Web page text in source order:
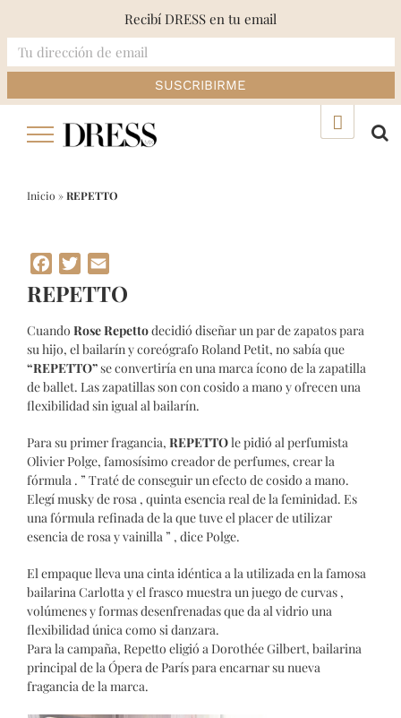
Inicio »REPETTO
Facebook
Twitter
REPETTO
Cuando Rose Repettodecidió diseñar un par de zapatos para
su hijo, el bailarín y coreógrafo Roland Petit, no sabía que
“REPETTO”se convertiría en una marca ícono de la zapatilla
de ballet. Las zapatillas son con cosido a mano y ofrecen una
flexibilidad sin igual al bailarín.
Para su primer fragancia, REPETTOle pidió al perfumista
Olivier Polge, famosísimo creador de perfumes, crear la
fórmula . ” Traté de conseguir un efecto de cosido a mano.
Elegí musky de rosa , quinta esencia real de la feminidad. Es
una fórmula refinada de la que tuve el placer de utilizar
esencia de rosa y vainilla ” , dice Polge.
El empaque lleva una cinta idéntica a la utilizada en la famosa
bailarina Carlotta y el frasco muestra un juego de curvas ,
volúmenes y formas desenfrenadas que da al vidrio una
flexibilidad única como si danzara.
Para la campaña, Repetto eligió a Dorothée Gilbert, bailarina
principal de la Ópera de París para encarnar su nueva
fragancia de la marca.
Recibí DRESS en tu email